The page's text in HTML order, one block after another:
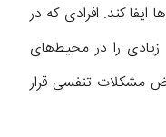
کند. افرادی که در
را در محیط‌های
مشکلات تنفسی قرار